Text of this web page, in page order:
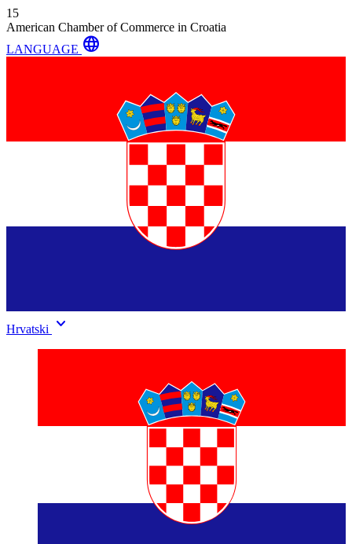
15
American Chamber of Commerce in Croatia
LANGUAGE language
Hrvatski keyboard_arrow_down